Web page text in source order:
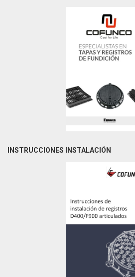
INSTRUCCIONES INSTALACIÓN